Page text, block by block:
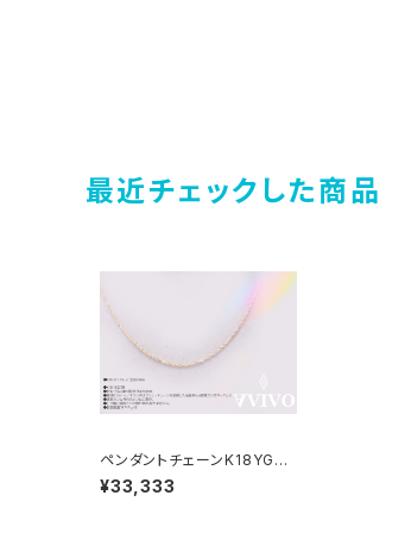
最近チェックした商品
ペンダントチェーンK18YG
（総18金）ダブルスクリューチ
ェーン 幅0.92ミリ 全長4
¥33,333